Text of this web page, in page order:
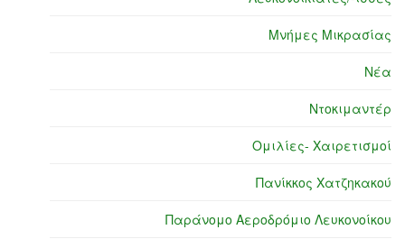
Μνήμες Μικρασίας
Νέα
Ντοκιμαντέρ
Ομιλίες- Χαιρετισμοί
Πανίκκος Χατζηκακού
Παράνομο Αεροδρόμιο Λευκονοίκου